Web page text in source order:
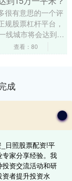
很有意思的一个评
规股票杠杆平台，
线城市将会达到15
几个留言都炸掉
查看：80
成
日照股票配资!平
家分享经验。我
资交流活动和研
者提升投资水